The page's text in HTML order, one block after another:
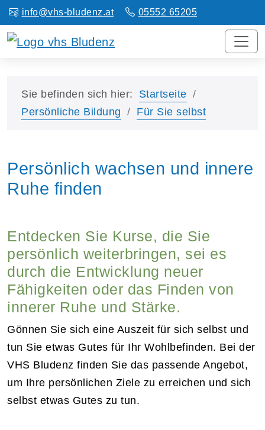
info@vhs-bludenz.at 05552 65205
Sie befinden sich hier:
Startseite
Persönliche Bildung
Für Sie selbst
Persönlich wachsen und innere
Ruhe finden
Entdecken Sie Kurse, die Sie
persönlich weiterbringen, sei es
durch die Entwicklung neuer
Fähigkeiten oder das Finden von
innerer Ruhe und Stärke.
Gönnen Sie sich eine Auszeit für sich selbst und
tun Sie etwas Gutes für Ihr Wohlbefinden. Bei der
VHS Bludenz finden Sie das passende Angebot,
um Ihre persönlichen Ziele zu erreichen und sich
selbst etwas Gutes zu tun.